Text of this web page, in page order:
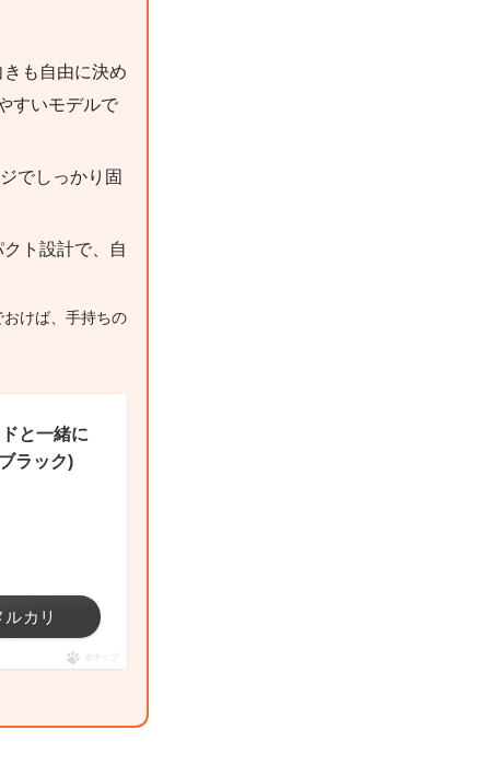
も自由に決め
すいモデルで
でしっかり固
ト設計で、自
けば、手持ちの
と一緒に
ラック)
ルカリ
ポチップ